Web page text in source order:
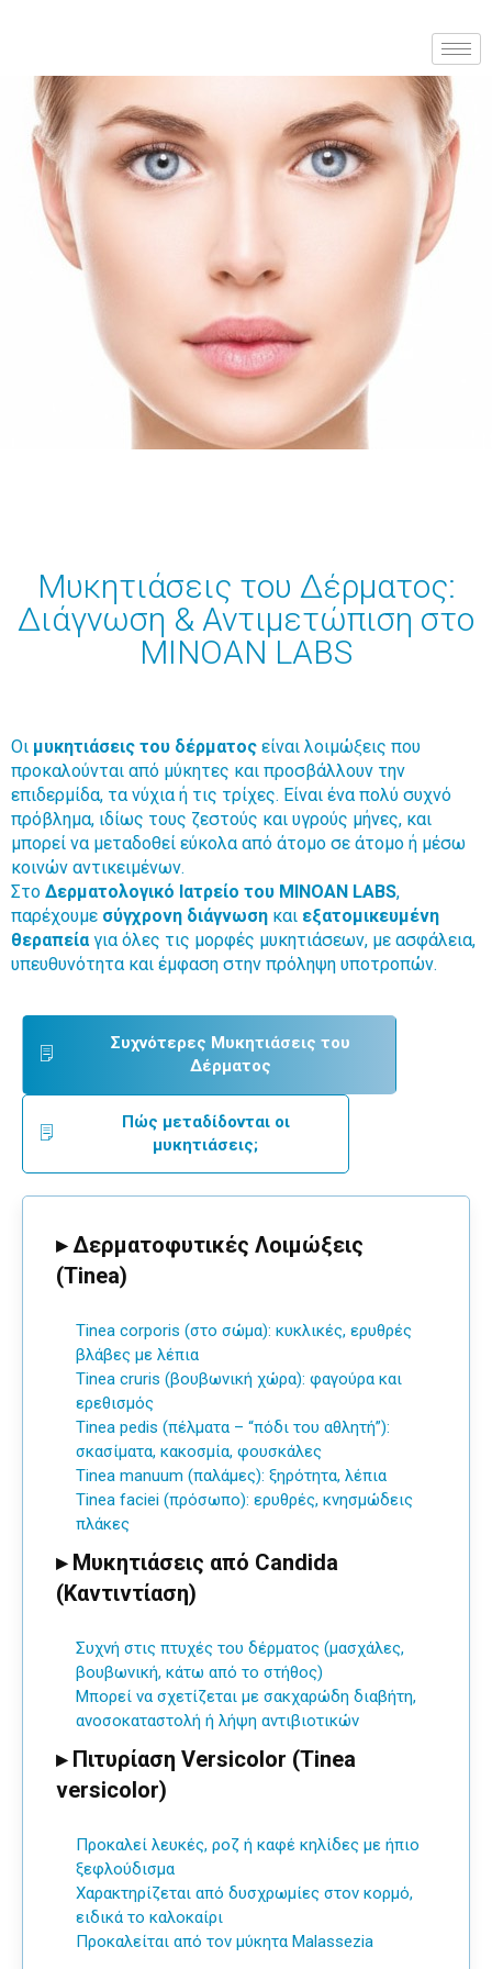
Μυκητιάσεις του Δέρματος:
Διάγνωση & Αντιμετώπιση στο
MINOAN LABS
Οι μυκητιάσεις του δέρματος είναι λοιμώξεις που
προκαλούνται από μύκητες και προσβάλλουν την
επιδερμίδα, τα νύχια ή τις τρίχες. Είναι ένα πολύ συχνό
πρόβλημα, ιδίως τους ζεστούς και υγρούς μήνες, και
μπορεί να μεταδοθεί εύκολα από άτομο σε άτομο ή μέσω
κοινών αντικειμένων.
Στο Δερματολογικό Ιατρείο του MINOAN LABS,
παρέχουμε σύγχρονη διάγνωση και εξατομικευμένη
θεραπείαγια όλες τις μορφές μυκητιάσεων, με ασφάλεια,
υπευθυνότητα και έμφαση στην πρόληψη υποτροπών.
Συχνότερες Μυκητιάσεις του
Δέρματος
Πώς μεταδίδονται οι
μυκητιάσεις;
▸ Δερματοφυτικές Λοιμώξεις
(Tinea)
Tinea corporis (στο σώμα): κυκλικές, ερυθρές
βλάβες με λέπια
Tinea cruris (βουβωνική χώρα): φαγούρα και
ερεθισμός
Tinea pedis (πέλματα – “πόδι του αθλητή”):
σκασίματα, κακοσμία, φουσκάλες
Tinea manuum (παλάμες): ξηρότητα, λέπια
Tinea faciei (πρόσωπο): ερυθρές, κνησμώδεις
πλάκες
▸ Μυκητιάσεις από Candida
(Καντιντίαση)
Συχνή στις πτυχές του δέρματος (μασχάλες,
βουβωνική, κάτω από το στήθος)
Μπορεί να σχετίζεται με σακχαρώδη διαβήτη,
ανοσοκαταστολή ή λήψη αντιβιοτικών
▸ Πιτυρίαση Versicolor (Tinea
versicolor)
Προκαλεί λευκές, ροζ ή καφέ κηλίδες με ήπιο
ξεφλούδισμα
Χαρακτηρίζεται από δυσχρωμίες στον κορμό,
ειδικά το καλοκαίρι
Προκαλείται από τον μύκητα Malassezia